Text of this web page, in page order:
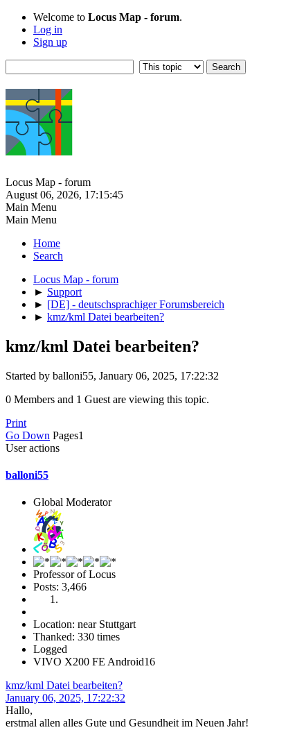
Welcome to Locus Map - forum.
Log in
Sign up
Locus Map - forum
August 06, 2026, 17:15:45
Main Menu
Main Menu
Home
Search
Locus Map - forum
► Support
► [DE] - deutschsprachiger Forumsbereich
► kmz/kml Datei bearbeiten?
kmz/kml Datei bearbeiten?
Started by balloni55, January 06, 2025, 17:22:32
0 Members and 1 Guest are viewing this topic.
Print
Go Down Pages1
User actions
balloni55
Global Moderator
Professor of Locus
Posts: 3,466
Location: near Stuttgart
Thanked: 330 times
Logged
VIVO X200 FE Android16
kmz/kml Datei bearbeiten?
January 06, 2025, 17:22:32
Hallo,
erstmal allen alles Gute und Gesundheit im Neuen Jahr!